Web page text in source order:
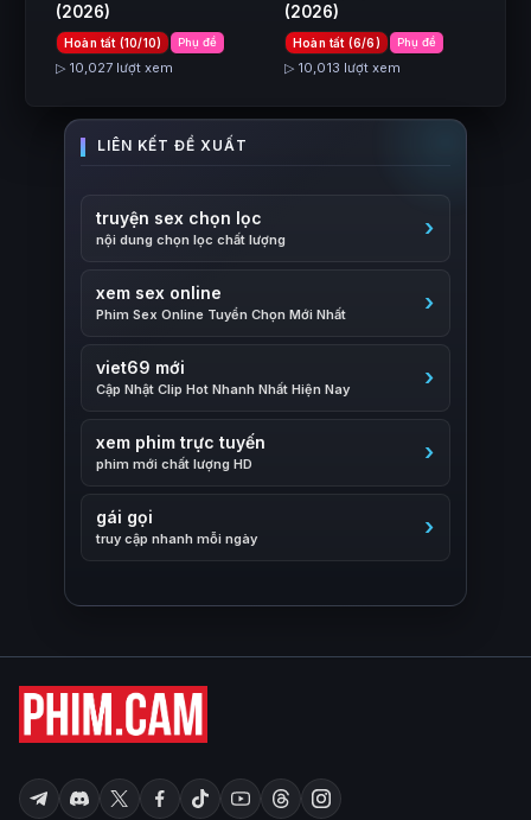
(2026)
Hoàn tất (10/10) Phụ đề
▷ 10,027 lượt xem
(2026)
Hoàn tất (6/6) Phụ đề
▷ 10,013 lượt xem
truyện sex chọn lọc
nội dung chọn lọc chất lượng
xem sex online
Phim Sex Online Tuyển Chọn Mới Nhất
viet69 mới
Cập Nhật Clip Hot Nhanh Nhất Hiện Nay
xem phim trực tuyến
phim mới chất lượng HD
gái gọi
truy cập nhanh mỗi ngày